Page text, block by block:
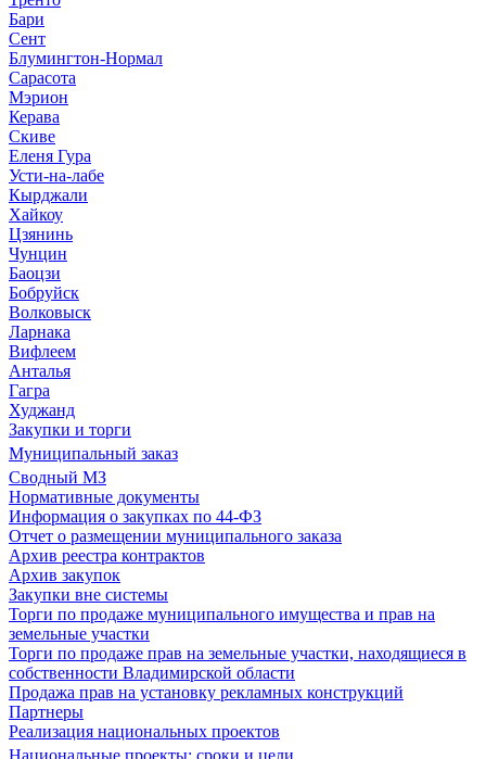
Бари
Сент
Блумингтон-Нормал
Сарасота
Мэрион
Керава
Скиве
Еленя Гура
Усти-на-лабе
Кырджали
Хайкоу
Цзянинь
Чунцин
Баоцзи
Бобруйск
Волковыск
Ларнака
Вифлеем
Анталья
Гагра
Худжанд
Закупки и торги
Муниципальный заказ
Сводный МЗ
Нормативные документы
Информация о закупках по 44-ФЗ
Отчет о размещении муниципального заказа
Архив реестра контрактов
Архив закупок
Закупки вне системы
Торги по продаже муниципального имущества и прав на
земельные участки
Торги по продаже прав на земельные участки, находящиеся в
собственности Владимирской области
Продажа прав на установку рекламных конструкций
Партнеры
Реализация национальных проектов
Национальные проекты: сроки и цели